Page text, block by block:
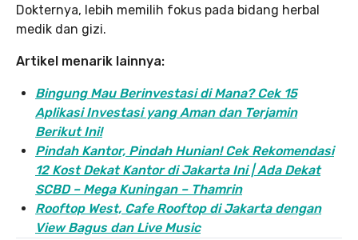
Dokternya, lebih memilih fokus pada bidang herbal
medik dan gizi.
Artikel menarik lainnya:
Bingung Mau Berinvestasi di Mana? Cek 15
Aplikasi Investasi yang Aman dan Terjamin
Berikut Ini!
Pindah Kantor, Pindah Hunian! Cek Rekomendasi
12 Kost Dekat Kantor di Jakarta Ini | Ada Dekat
SCBD – Mega Kuningan – Thamrin
Rooftop West, Cafe Rooftop di Jakarta dengan
View Bagus dan Live Music